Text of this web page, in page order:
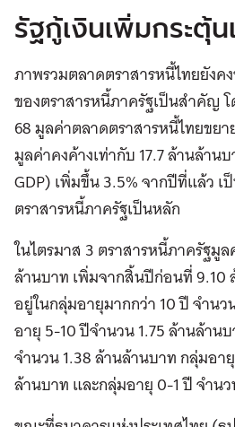
รัฐกู้เงินเพิ่มกระตุ้
ภาพรวมตลาดตราสารหนี้ไทยยังค
ของตราสารหนี้ภาครัฐเป็นสำคัญ
68 มูลค่าตลาดตราสารหนี้ไทยขย
มูลค่าคงค้างเท่ากับ 17.7 ล้านล้าน
GDP) เพิ่มขึ้น 3.5% จากปีที่แล้ว
ตราสารหนี้ภาครัฐเป็นหลัก
ในไตรมาส 3 ตราสารหนี้ภาครัฐมู
ล้านบาท เพิ่มจากสิ้นปีก่อนที่
อยู่ในกลุ่มอายุมากกว่า10 ปี จำน
อายุ 5-10 ปีจำนวน 1.75 ล้านล้าน
จำนวน 1.38 ล้านล้านบาท กลุ่มอา
ล้านบาท และกลุ่มอายุ 0-1 ปี จำน